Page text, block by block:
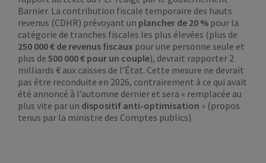
Barnier. La contribution fiscale temporaire des hauts
revenus (CDHR) prévoyant un plancher de 20 % pour la
catégorie de tranches fiscales les plus élevées (plus de
250 000 € de revenus fiscaux pour une personne seule et
plus de 500 000 € pour un couple), devrait rapporter 2
milliards € aux caisses de l’État. Cette mesure ne devrait
pas être reconduite en 2026, contrairement à ce qui avait
été annoncé à l’automne dernier et sera « remplacée au
plus vite par un dispositif anti-optimisation » (propos
tenus par la ministre des Comptes publics).